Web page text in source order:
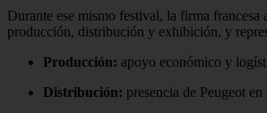
Durante ese mismo festival, la firma
producción, distribución y exhibición, y
Producción: apoyo económico y
Distribución: presencia de Peugeot